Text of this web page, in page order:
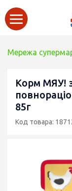
Мережа
Корм МЯУ!
85г
Код товара: